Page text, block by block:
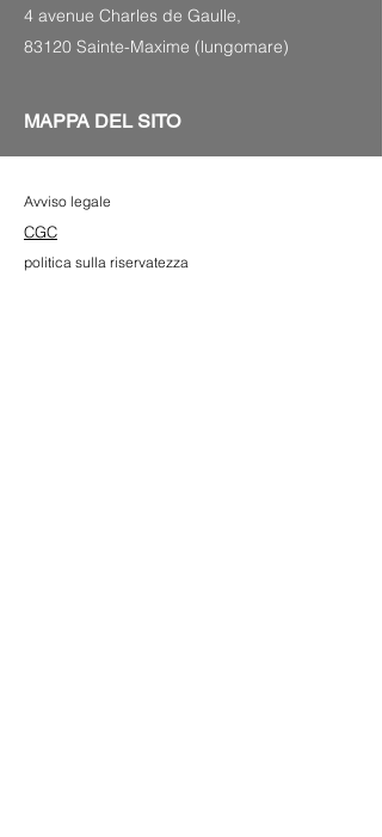
4 avenue Charles de Gaulle,
83120 Sainte-Maxime (lungomare)
MAPPA DEL SITO
Avviso legale
CGC
politica sulla riservatezza